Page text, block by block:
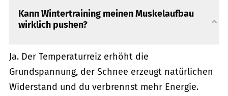
Kann Wintertraining meinen Muskelaufbau
wirklich pushen?
Ja. Der Temperaturreiz erhöht die
Grundspannung, der Schnee erzeugt natürlichen
Widerstand und du verbrennst mehr Energie.